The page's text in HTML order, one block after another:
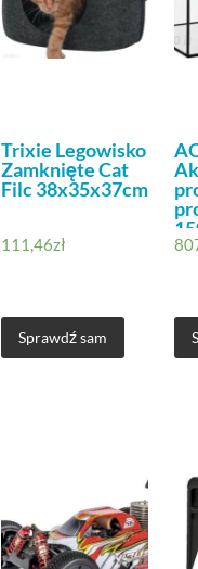
Trixie Legowisko
Zamknięte Cat
Filc 38x35x37cm
111,46zł
Sprawdź sam